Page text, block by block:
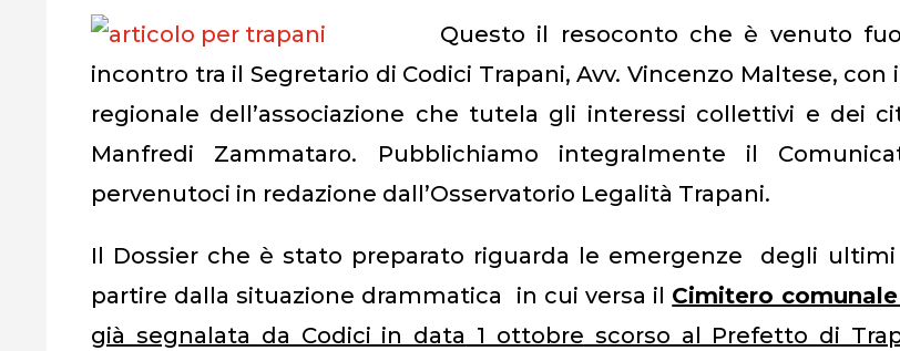
Questo il resoconto che è venuto
incontro tra il Segretario di Codici Trapani, Avv. Vincenzo Maltese, con
regionale dell’associazione che tutela gli interessi collettivi e dei
Manfredi Zammataro. Pubblichiamo integralmente il
pervenutoci in redazione dall’Osservatorio Legalità Trapani.
Il Dossier che è stato preparato riguarda le emergenze degli
partire dalla situazione drammatica in cui versa il Cimitero
già segnalata da Codici in data 1 ottobre scorso al Prefetto di